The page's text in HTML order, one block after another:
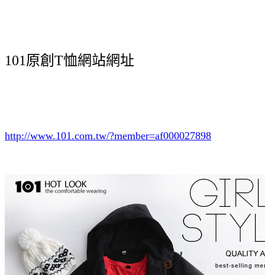
101原創T恤網站網址
http://www.101.com.tw/?member=af000027898